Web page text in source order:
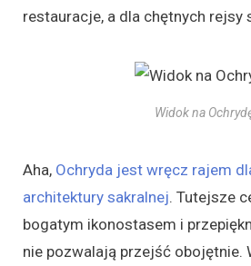
restauracje, a dla chętnych rejsy
Widok na
Aha, Ochryda jest wręcz rajem
architektury sakralnej. Tutejsze
bogatym ikonostasem i
nie pozwalają przejść obojętnie.